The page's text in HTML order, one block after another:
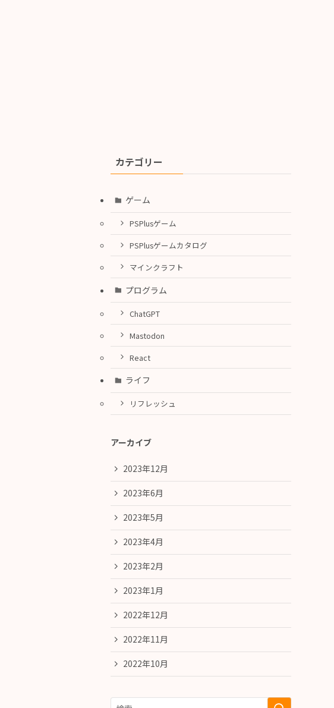
カテゴリー
ゲーム
PSPlusゲーム
PSPlusゲームカタログ
マインクラフト
プログラム
ChatGPT
Mastodon
React
ライフ
リフレッシュ
アーカイブ
2023年12月
2023年6月
2023年5月
2023年4月
2023年2月
2023年1月
2022年12月
2022年11月
2022年10月